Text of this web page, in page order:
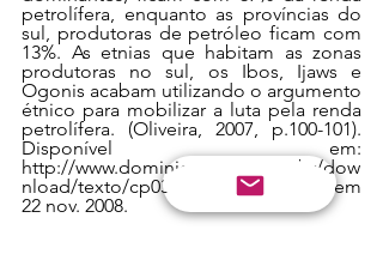
petrolífera, enquanto as províncias do
sul, produtoras de petróleo ficam com
13%. As etnias que habitam as zonas
produtoras no sul, os Ibos, Ijaws e
Ogonis acabam utilizando o argumento
étnico para mobilizar a luta pela renda
petrolífera. (Oliveira, 2007, p.100-101).
Disponível em:
http://www.dominiopublico.gov.br/dow
nload/texto/cp033200.pdf. Acesso em
22 nov. 2008.